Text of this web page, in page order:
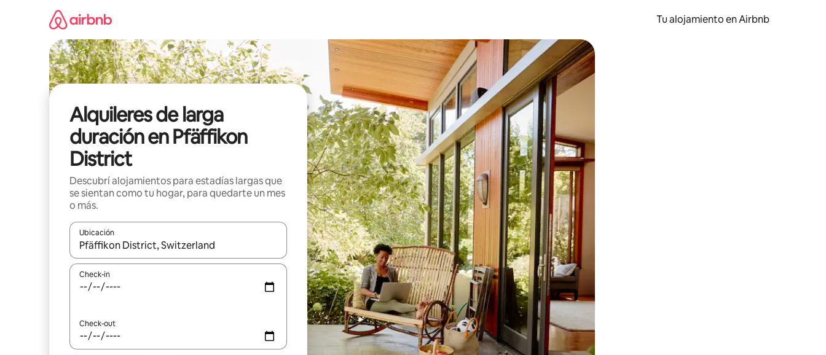
Tu alojamiento en Airbnb
Alquileres de larga
duración en Pfäffikon
District
Descubrí alojamientos para estadías largas que
se sientan como tu hogar, para quedarte un mes
o más.
Ubicación
Cuando los resultados estén disponibles, navegá con las teclas de flecha hacia arriba y hacia abajo o explorá deslizando el dedo.
Check-in
Check-out